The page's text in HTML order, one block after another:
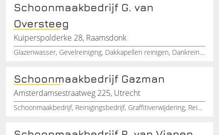
Schoonmaakbedrijf G. van
Oversteeg
Kuiperspolderke 28, Raamsdonk
Glazenwasser, Gevelreiniging, Dakkapellen reinigen, Dankreiniging, Caravan reinigen, Chalet reinigen, Dakgoten reinigen, Tuin terras reinigen, Graffiti verwijderen, Hekwerk en garagedeuren reigingen
Schoonmaakbedrijf Gazman
Amsterdamsestraatweg 225, Utrecht
Schoonmaakbedrijf, Reinigingsbedrijf, Graffitiverwijdering, Reinigingswerken, Schoonmaakservice, Utrecht